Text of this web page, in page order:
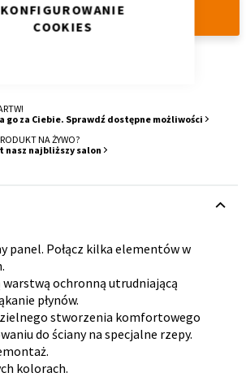
KONFIGUROWANIE
COOKIES
DODAJ DO KOSZYKA
go za Ciebie. Sprawdź dostępne możliwości
NA ŻYWO?
nasz najbliższy salon
panel. Połącz kilka elementów w
warstwą ochronną utrudniającą
płynów.
stworzenia komfortowego
do ściany na specjalne rzepy.
kolorach.